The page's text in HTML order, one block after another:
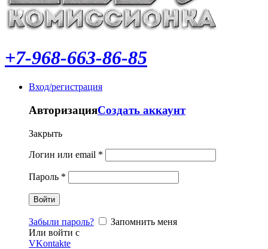
+7-968-663-86-85
Вход/регистрация
АвторизацияСоздать аккаунт
Закрыть
Логин или email *
Пароль *
Забыли пароль?
Запомнить меня
Или войти с
VKontakte